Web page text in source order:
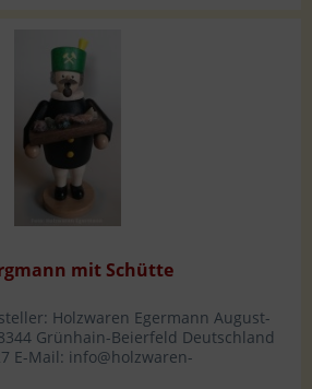
mit Schütte
Holzwaren Egermann August-
Grünhain-Beierfeld Deutschland
E-Mail: info@holzwaren-